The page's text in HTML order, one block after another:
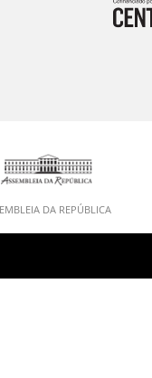
DA REPÚBLICA